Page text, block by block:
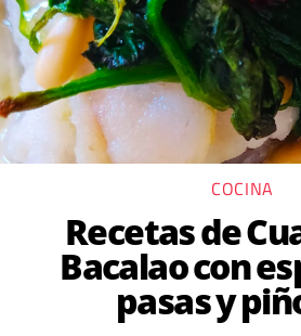
COCINA
Recetas de
Bacalao con
pasas y